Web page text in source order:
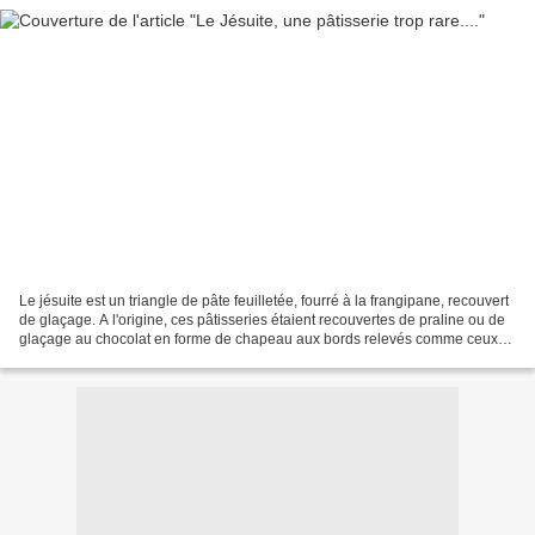
Le jésuite est un triangle de pâte feuilletée, fourré à la frangipane, recouvert
de glaçage. A l'origine, ces pâtisseries étaient recouvertes de praline ou de
glaçage au chocolat en forme de chapeau aux bords relevés comme ceux